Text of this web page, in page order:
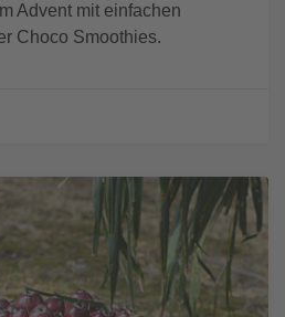
Advent mit einfachen
Choco Smoothies.